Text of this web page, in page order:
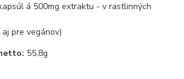
á 500mg extraktu - v rastlinných
pre vegánov)
55,8g